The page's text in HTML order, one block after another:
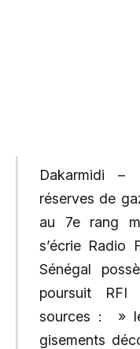
Dakarmidi –
réserves de
au 7e rang
s’écrie Radio
Sénégal
poursuit
sources : »
gisements